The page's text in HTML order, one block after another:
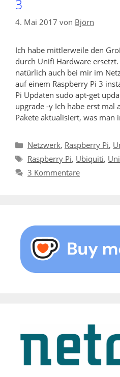
3
4. Mai 2017 von Björn
Ich habe mittlerweile den
durch Unifi Hardware
natürlich auch bei mir im
auf einem Raspberry Pi 3
Pi Updaten sudo apt-get
upgrade -y Ich habe erst mal
Pakete aktualisiert, was man
Kategorien
Netzwerk, Raspberry Pi,
Schlagwörter
Raspberry Pi, Ubiquiti,
3 Kommentare